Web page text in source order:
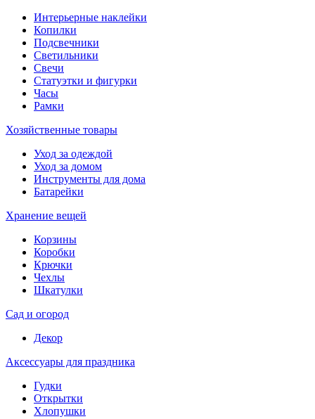
Интерьерные наклейки
Копилки
Подсвечники
Светильники
Свечи
Статуэтки и фигурки
Часы
Рамки
Хозяйственные товары
Уход за одеждой
Уход за домом
Инструменты для дома
Батарейки
Хранение вещей
Корзины
Коробки
Крючки
Чехлы
Шкатулки
Сад и огород
Декор
Аксессуары для праздника
Гудки
Открытки
Хлопушки